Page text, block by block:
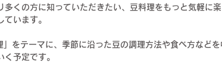
多くの方に知っていただきたい、豆料理をもっと気軽に
います。
をテーマに、季節に沿った豆の調理方法や食べ方など
予定です。